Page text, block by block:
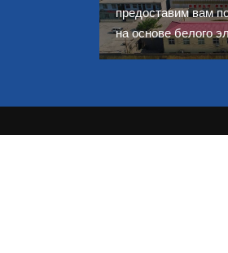
предоставим вам
на основе белого